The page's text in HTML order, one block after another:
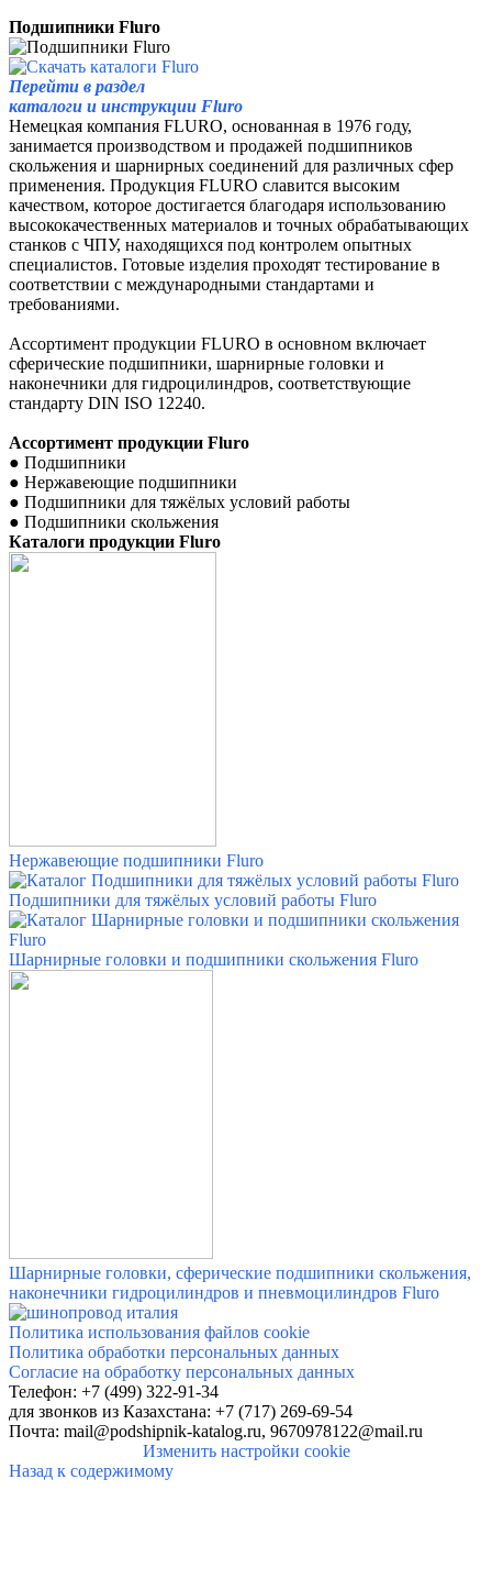
Подшипники Fluro
Перейти в раздел
каталоги и инструкции Fluro
Немецкая компания FLURO, основанная в 1976 году,
занимается производством и продажей подшипников
скольжения и шарнирных соединений для различных сфер
применения. Продукция FLURO славится высоким
качеством, которое достигается благодаря использованию
высококачественных материалов и точных обрабатывающих
станков с ЧПУ, находящихся под контролем опытных
специалистов. Готовые изделия проходят тестирование в
соответствии с международными стандартами и
требованиями.
Ассортимент продукции FLURO в основном включает
сферические подшипники, шарнирные головки и
наконечники для гидроцилиндров, соответствующие
стандарту DIN ISO 12240.
Ассортимент продукции Fluro
● Подшипники
● Нержавеющие подшипники
● Подшипники для тяжёлых условий работы
● Подшипники скольжения
Каталоги продукции Fluro
Нержавеющие подшипники Fluro
Подшипники для тяжёлых условий работы Fluro
Шарнирные головки и подшипники скольжения Fluro
Шарнирные головки, сферические подшипники скольжения,
наконечники гидроцилиндров и пневмоцилиндров Fluro
Политика использования файлов cookie
Политика обработки персональных данных
Согласие на обработку персональных данных
Телефон: +7 (499) 322-91-34
для звонков из Казахстана: +7 (717) 269-69-54
Почта: mail@podshipnik-katalog.ru, 9670978122@mail.ru
Изменить настройки cookie
Назад к содержимому